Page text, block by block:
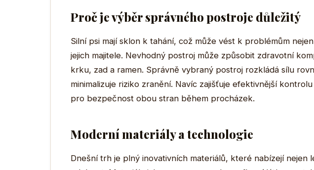
Proč je výběr správného postroje důležitý
Silní psi mají sklon k tahání, což může vést k problémům
jejich majitele. Nevhodný postroj může způsobit zdravotní
krku, zad a ramen. Správně vybraný postroj rozkládá sílu
minimalizuje riziko zranění. Navíc zajišťuje efektivnější
pro bezpečnost obou stran během procházek.
Moderní materiály a technologie
Dnešní trh je plný inovativních materiálů, které nabízejí nejen